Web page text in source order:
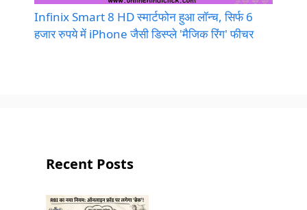
Infinix Smart 8 HD स्मार्टफोन हुआ लॉन्च, सिर्फ 6
हजार रुपये में iPhone जैसी डिस्प्ले 'मैजिक रिंग' फीचर
Recent Posts